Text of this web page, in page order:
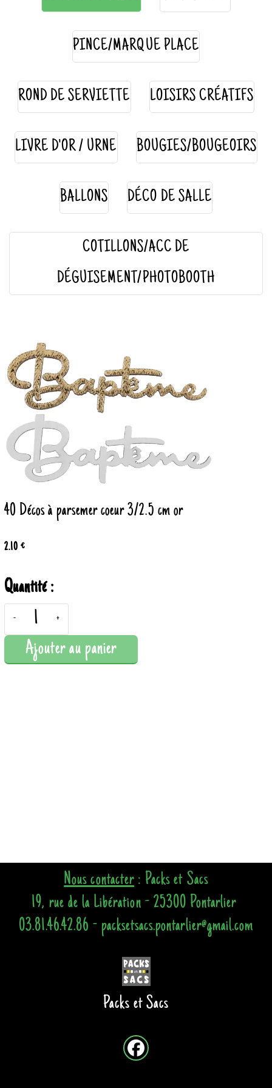
PINCE/MARQUE PLACE
ROND DE SERVIETTE LOISIRS CRÉATIFS
LIVRE D'OR / URNE BOUGIES/BOUGEOIRS
BALLONS DÉCO DE SALLE
COTILLONS/ACC DE
DÉGUISEMENT/PHOTOBOOTH
40 Décos à parsemer coeur 3/2.5 cm or
2.10 €
Quantité :
- +
Ajouter au panier
Nous contacter: Packs et Sacs
19, rue de la Libération - 25300 Pontarlier
03.81.46.42.86 - packsetsacs.pontarlier@gmail.com
Packs et Sacs